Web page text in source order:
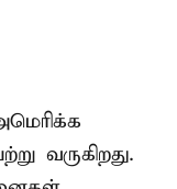
வருகிறது.